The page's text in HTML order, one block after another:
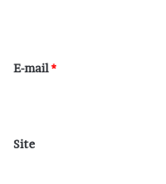
*
E-mail*
Site